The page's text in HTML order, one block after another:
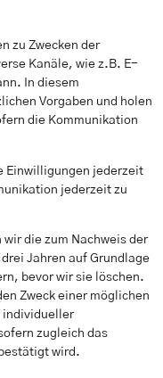
zu Zwecken der
Kanäle, wie z.B. E-
In diesem
Vorgaben und holen
die Kommunikation
Einwilligungen jederzeit
jederzeit zu
wir die zum Nachweis der
Jahren auf Grundlage
bevor wir sie löschen.
Zweck einer möglichen
individueller
zugleich das
wird.